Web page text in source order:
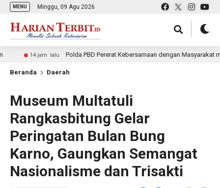
MENU Minggu, 09 Agu 2026
jam lalu Polda PBD Pererat Kebersamaan dengan Masyarakat melalui
Beranda Daerah
Museum Multatuli
Rangkasbitung Gelar
Peringatan Bulan Bung
Karno, Gaungkan Semangat
Nasionalisme dan Trisakti